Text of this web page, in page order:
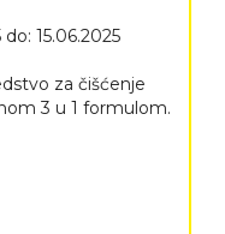
15.06.2025
za čišćenje
3 u 1 formulom.